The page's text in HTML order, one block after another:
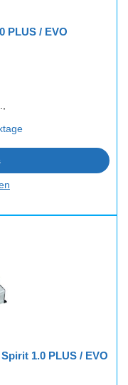
PLUS / EVO
1.0 PLUS / EVO